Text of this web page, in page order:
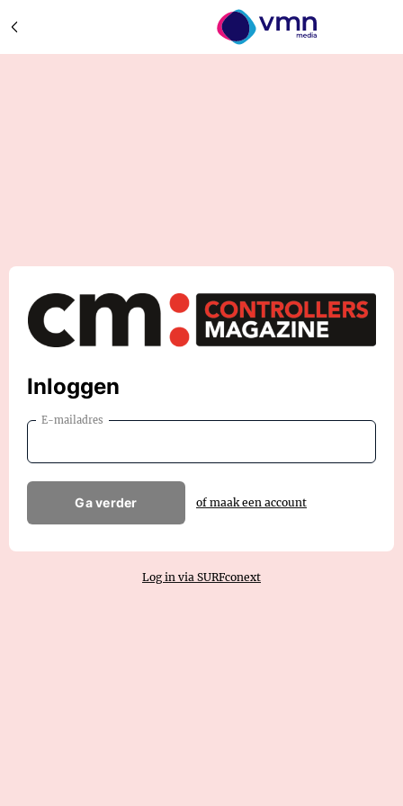
Inloggen
E-mailadres
Ga verder of maak een account
Log in via SURFconext